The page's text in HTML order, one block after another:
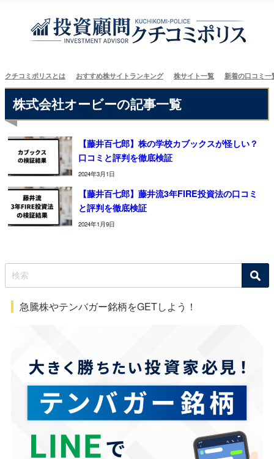
クチコミポリスとは おすすめ株サイトランキング 株サイト一覧 新着の口コミ一
株式会社オービーの記事一覧
【藤井百七郎】株の学校カブックスが怪しい？
口コミと評判を徹底検証
2024年3月1日
【藤井百七郎】藤井流3年FIRE投資法の口コミ
と評判を徹底検証
2024年1月9日
急騰株やテンバガー銘柄をGETしよう！